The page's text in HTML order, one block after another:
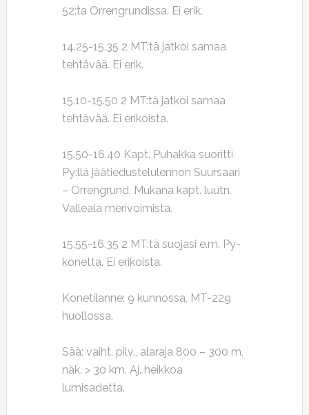
52:ta Orrengrundissa. Ei erik.
14.25-15.35 2 MT:tä jatkoi samaa
tehtävää. Ei erik.
15.10-15.50 2 MT:tä jatkoi samaa
tehtävää. Ei erikoista.
15.50-16.40 Kapt. Puhakka suoritti
Py:llä jäätiedustelulennon Suursaari
– Orrengrund. Mukana kapt. luutn.
Valleala merivoimista.
15.55-16.35 2 MT:tä suojasi e.m. Py-
konetta. Ei erikoista.
Konetilanne: 9 kunnossa, MT-229
huollossa.
Sää: vaiht. pilv., alaraja 800 – 300 m,
näk. > 30 km. Aj. heikkoa
lumisadetta.